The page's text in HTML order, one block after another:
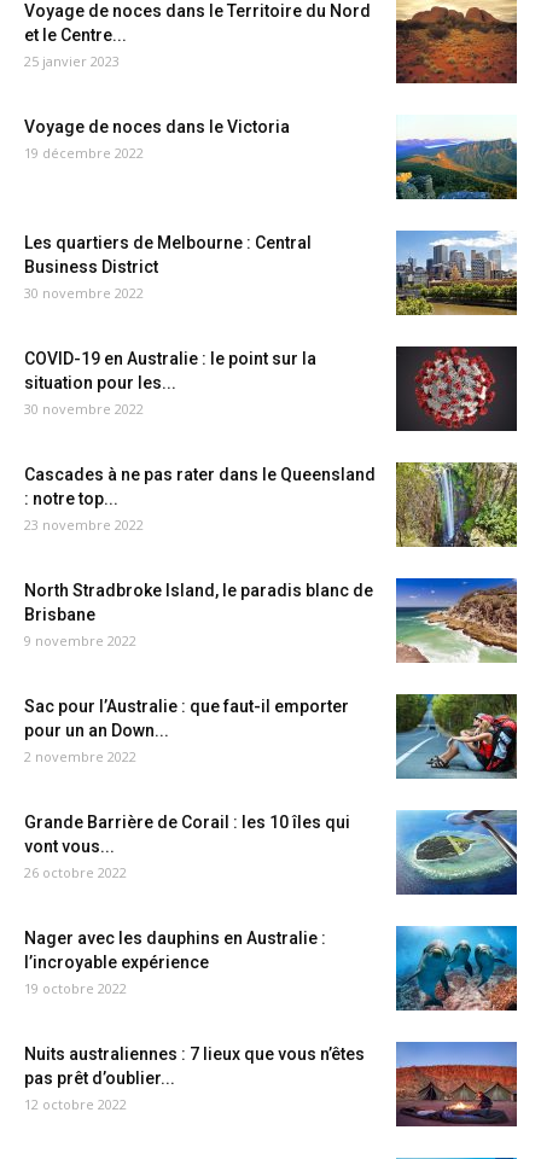
Voyage de noces dans le Territoire du Nord
et le Centre...
25 janvier 2023
Voyage de noces dans le Victoria
19 décembre 2022
Les quartiers de Melbourne : Central
Business District
30 novembre 2022
COVID-19 en Australie : le point sur la
situation pour les...
30 novembre 2022
Cascades à ne pas rater dans le Queensland
: notre top...
23 novembre 2022
North Stradbroke Island, le paradis blanc de
Brisbane
9 novembre 2022
Sac pour l’Australie : que faut-il emporter
pour un an Down...
2 novembre 2022
Grande Barrière de Corail : les 10 îles qui
vont vous...
26 octobre 2022
Nager avec les dauphins en Australie :
l’incroyable expérience
19 octobre 2022
Nuits australiennes : 7 lieux que vous n’êtes
pas prêt d’oublier...
12 octobre 2022